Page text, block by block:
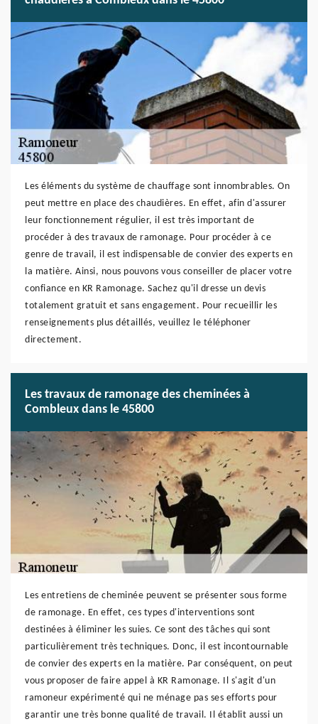
Les éléments du système de chauffage sont innombrables. On
peut mettre en place des chaudières. En effet, afin d'assurer
leur fonctionnement régulier, il est très important de
procéder à des travaux de ramonage. Pour procéder à ce
genre de travail, il est indispensable de convier des experts en
la matière. Ainsi, nous pouvons vous conseiller de placer votre
confiance en KR Ramonage. Sachez qu'il dresse un devis
totalement gratuit et sans engagement. Pour recueillir les
renseignements plus détaillés, veuillez le téléphoner
directement.
Les travaux de ramonage des cheminées à
Combleux dans le 45800
Les entretiens de cheminée peuvent se présenter sous forme
de ramonage. En effet, ces types d'interventions sont
destinées à éliminer les suies. Ce sont des tâches qui sont
particulièrement très techniques. Donc, il est incontournable
de convier des experts en la matière. Par conséquent, on peut
vous proposer de faire appel à KR Ramonage. Il s'agit d'un
ramoneur expérimenté qui ne ménage pas ses efforts pour
garantir une très bonne qualité de travail. Il établit aussi un